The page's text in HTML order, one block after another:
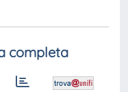
completa